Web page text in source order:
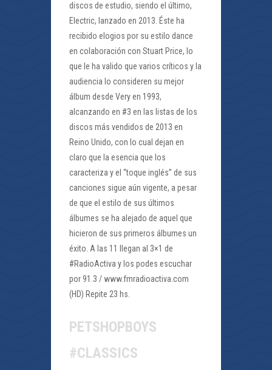
discos de estudio, siendo el último,
Electric, lanzado en 2013. Éste ha
recibido elogios por su estilo dance
en colaboración con Stuart Price, lo
que le ha valido que varios críticos y la
audiencia lo consideren su mejor
álbum desde Very en 1993,
alcanzando en #3 en las listas de los
discos más vendidos de 2013 en
Reino Unido, con lo cual dejan en
claro que la esencia que los
caracteriza y el “toque inglés” de sus
canciones sigue aún vigente, a pesar
de que el estilo de sus últimos
álbumes se ha alejado de aquel que
hicieron de sus primeros álbumes un
éxito. A las 11 llegan al 3×1 de
#RadioActiva y los podes escuchar
por 91.3 / www.fmradioactiva.com
(HD) Repite 23 hs.
PETSHOPBOYS
#CLASSICS